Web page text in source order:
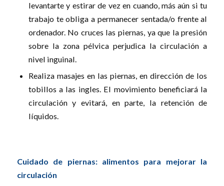
levantarte y estirar de vez en cuando, más aún si tu
trabajo te obliga a permanecer sentada/o frente al
ordenador. No cruces las piernas, ya que la presión
sobre la zona pélvica perjudica la circulación a
nivel inguinal.
Realiza masajes en las piernas, en dirección de los
tobillos a las ingles. El movimiento beneficiará la
circulación y evitará, en parte, la retención de
líquidos.
Cuidado de piernas: alimentos para mejorar la
circulación